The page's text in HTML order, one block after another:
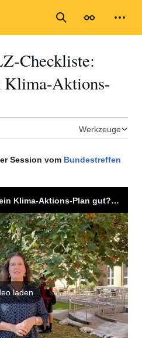
Suche
Checkliste:
Klima-Aktions-
Werkzeuge
Session vom Bundestreffen
LZ-Checkliste: Wann ist ein Klima-Aktions-Plan gut? Mit Kurz-Check Eures KAPs!
laden